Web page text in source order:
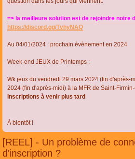
=> la meilleure solution est de rejoindre notre
https://discord.gg/TvhyNAQ
Au 04/01/2024 : prochain évènement en 2024
Week-end JEUX de Printemps :
Wk jeux du vendredi 29 mars 2024 (fin d'après-
2024 (fin d'après-midi) à la MFR de Saint-
Inscriptions à venir plus tard
À bientôt !
[REEL] - Un problème de
d'inscription ?